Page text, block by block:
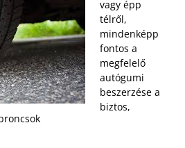
vagy épp
télről,
mindenképp
fontos a
megfelelő
autógumi
beszerzése a
biztos,